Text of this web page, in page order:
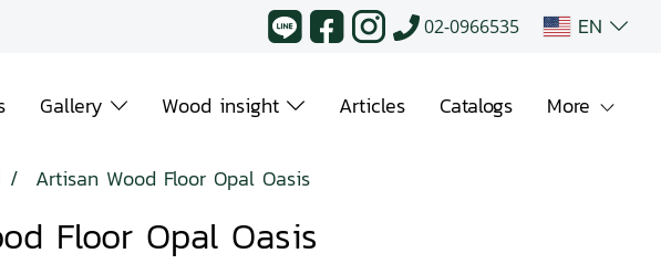
02-0966535 EN
Gallery Wood insight Articles Catalogs More
Artisan Wood Floor Opal Oasis
Floor Opal Oasis